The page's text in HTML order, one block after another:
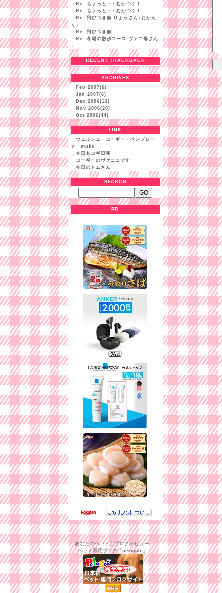
・ Re: ちょっと・・むかつく！
・ Re: ちょっと・・むかつく！
・ Re: 飛びつき癖 りょうさん♪おかえ
り♪
・ Re: 飛びつき癖
・ Re: 冬場の散歩コース ヴァニ母さん
♪
RECENT TRACKBACK
ARCHIVES
・ Feb 2007(6)
・ Jan 2007(6)
・ Dec 2006(12)
・ Nov 2006(20)
・ Oct 2006(44)
LINK
・ ウェルシュ・コーギー・ペンブロー
ク muku
・ 今日もコギ日和
・ コーギーのヴァニコです
・ 今日のトムさん
SEARCH
PR
あなたのペットもブログデビュー!
ペット専用ブログ「pelogoo!」